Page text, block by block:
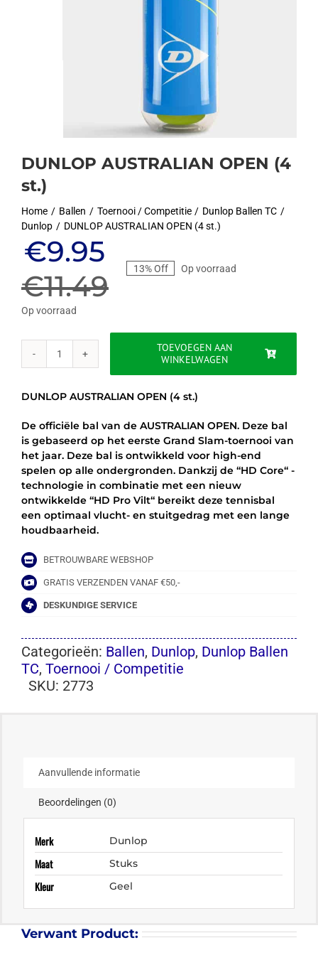
DUNLOP AUSTRALIAN OPEN (4
st.)
Home Ballen Toernooi / Competitie
Dunlop Ballen TC
Dunlop
DUNLOP AUSTRALIAN OPEN (4 st.)
€11.49
Oorspronkelijke
prijs
was:
€11.49.
€9.95
Huidige
prijs
is:
€9.95.
13% Off Op voorraad
Op voorraad
DUNLOP
AUSTRALIAN
st.)
aantal
TOEVOEGEN AAN
WINKELWAGEN
DUNLOP AUSTRALIAN OPEN (4 st.)
De officiële bal van de AUSTRALIAN OPEN. Deze bal
is gebaseerd op het eerste Grand Slam-toernooi van
het jaar. Deze bal is ontwikkeld voor high-end
spelen op alle ondergronden. Dankzij de ‘‘HD Core‘‘ -
technologie in combinatie met een nieuw
ontwikkelde ‘‘HD Pro Vilt‘‘ bereikt deze tennisbal
een optimaal vlucht- en stuitgedrag met een lange
houdbaarheid.
BETROUWBARE WEBSHOP
GRATIS VERZENDEN VANAF €50,-
DESKUNDIGE SERVICE
Categorieën: Ballen, Dunlop, Dunlop Ballen
TC, Toernooi / Competitie
SKU: 2773
Aanvullende informatie
Beoordelingen (0)
Merk Dunlop
Maat Stuks
Kleur Geel
Verwant Product: